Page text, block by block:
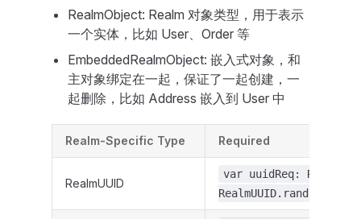
RealmObject: Realm 对象类型，用于表示
一个实体，比如 User、Order 等
EmbeddedRealmObject: 嵌入式对象，和
主对象绑定在一起，保证了一起创建，一
起删除，比如 Address 嵌入到 User 中
Realm-Specific Type Required
RealmUUID
var uuidReq:
RealmUUID.random()